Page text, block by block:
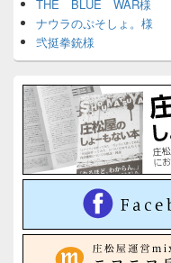
THE BLUE WAR様
ナウラのぷそしょ。様
弐挺拳銃様